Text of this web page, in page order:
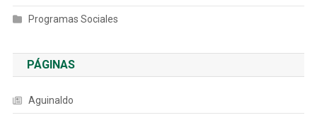
Programas Sociales
PÁGINAS
Aguinaldo